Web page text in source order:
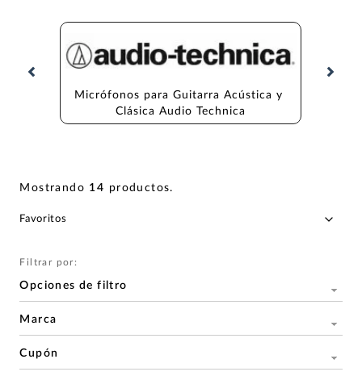
Micrófonos para Guitarra Acústica y
Clásica Audio Technica
Mostrando 14 productos.
Filtrar por:
Opciones de filtro
Marca
Cupón